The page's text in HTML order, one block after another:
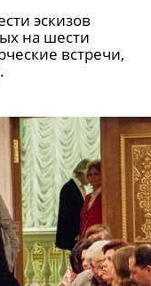
эскизов
на шести
встречи,